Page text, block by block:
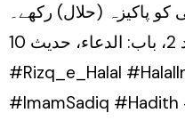
کو پاکیزہ (حلال) رکھے۔
#Rizq_e_Halal
#ImamSadiq #Hadith